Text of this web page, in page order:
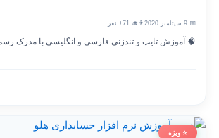
👨‍🎓 71+ نفر
🧠 آموزش تایپ و تندزنی فارسی و انگلیسی با مدرک
⭐ ویژه